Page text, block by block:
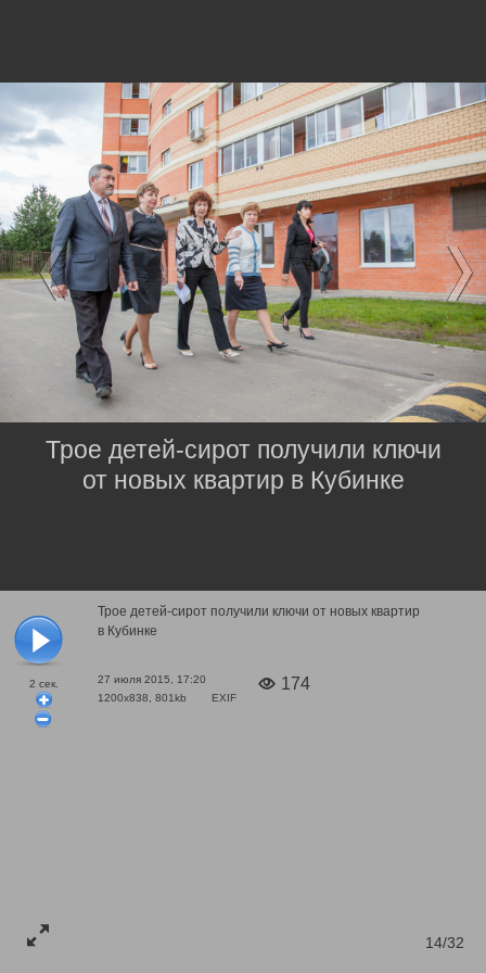
2 сек.
Трое детей-сирот получили ключи от новых квартир
в Кубинке
27 июля 2015, 17:20
1200x838, 801kb
EXIF
174
14/32
Трое детей-сирот получили ключи
от новых квартир в Кубинке